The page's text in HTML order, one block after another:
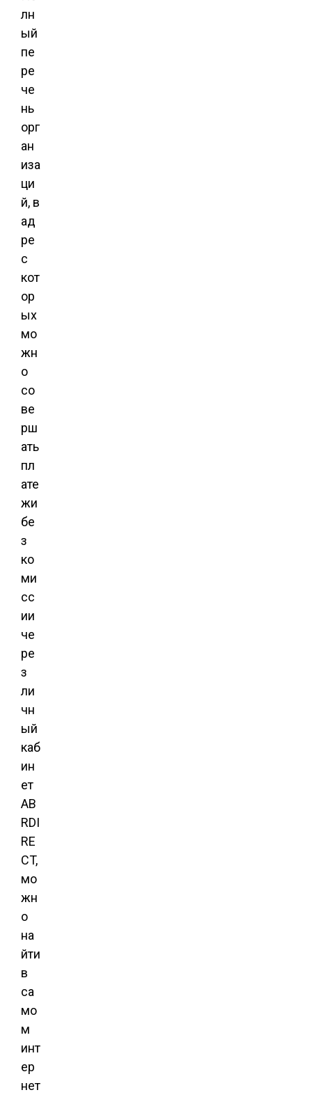
лн
ый
пе
ре
че
нь
орг
ан
иза
ци
й, в
ад
ре
с
кот
ор
ых
мо
жн
о
со
ве
рш
ать
пл
ате
жи
бе
з
ко
ми
сс
ии
че
ре
з
ли
чн
ый
каб
ин
ет
AB
RDI
RE
CT,
мо
жн
о
на
йти
в
са
мо
м
инт
ер
нет